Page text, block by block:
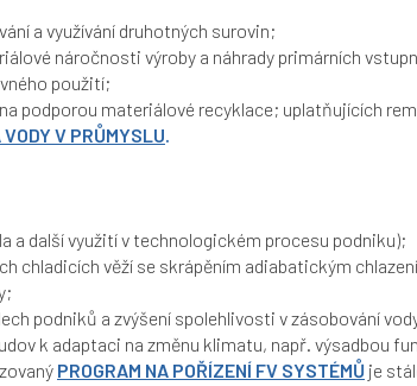
a využívání druhotných surovin;
náročnosti výroby a náhrady primárních
použití;
podporou materiálové recyklace; uplatňujících
VODY V PRŮMYSLU.
a další využití v technologickém procesu podniku);
chladicích věží se skrápěním adiabatickým
podniků a zvýšení spolehlivosti v zásobování
k adaptaci na změnu klimatu, např. výsadbou
PROGRAM NA POŘÍZENÍ FV SYSTÉMŮ je